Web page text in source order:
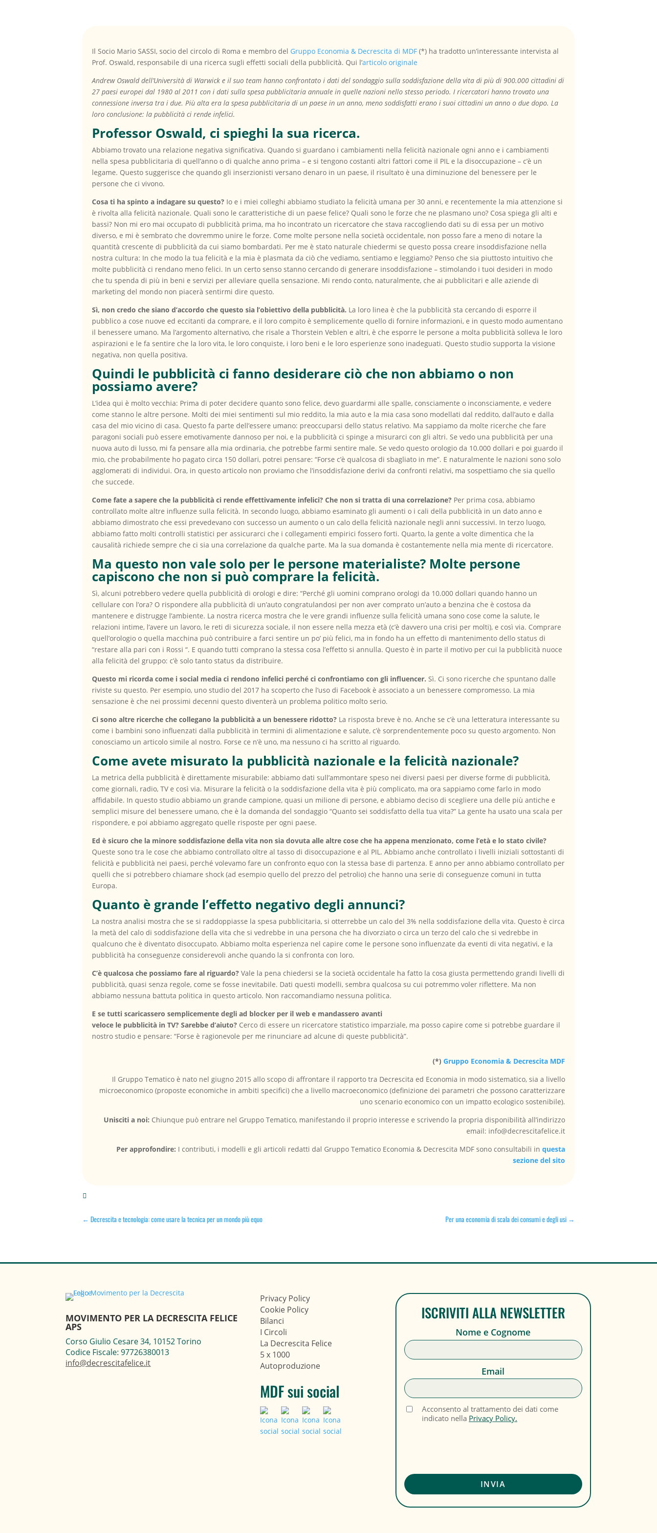
Il Socio Mario SASSI, socio del circolo di Roma e membro del Gruppo Economia & Decrescita di MDF (*) ha tradotto un’interessante intervista al
Prof. Oswald, responsabile di una ricerca sugli effetti sociali della pubblicità. Qui l’articolo originale
Andrew Oswald dell’Università di Warwick e il suo team hanno confrontato i dati del sondaggio sulla soddisfazione della vita di più di 900.000 cittadini di
27 paesi europei dal 1980 al 2011 con i dati sulla spesa pubblicitaria annuale in quelle nazioni nello stesso periodo. I ricercatori hanno trovato una
connessione inversa tra i due. Più alta era la spesa pubblicitaria di un paese in un anno, meno soddisfatti erano i suoi cittadini un anno o due dopo. La
loro conclusione: la pubblicità ci rende infelici.
Professor Oswald, ci spieghi la sua ricerca.
Abbiamo trovato una relazione negativa significativa. Quando si guardano i cambiamenti nella felicità nazionale ogni anno e i cambiamenti
nella spesa pubblicitaria di quell’anno o di qualche anno prima – e si tengono costanti altri fattori come il PIL e la disoccupazione – c’è un
legame. Questo suggerisce che quando gli inserzionisti versano denaro in un paese, il risultato è una diminuzione del benessere per le
persone che ci vivono.
Cosa ti ha spinto a indagare su questo? Io e i miei colleghi abbiamo studiato la felicità umana per 30 anni, e recentemente la mia attenzione si
è rivolta alla felicità nazionale. Quali sono le caratteristiche di un paese felice? Quali sono le forze che ne plasmano uno? Cosa spiega gli alti e
bassi? Non mi ero mai occupato di pubblicità prima, ma ho incontrato un ricercatore che stava raccogliendo dati su di essa per un motivo
diverso, e mi è sembrato che dovremmo unire le forze. Come molte persone nella società occidentale, non posso fare a meno di notare la
quantità crescente di pubblicità da cui siamo bombardati. Per me è stato naturale chiedermi se questo possa creare insoddisfazione nella
nostra cultura: In che modo la tua felicità e la mia è plasmata da ciò che vediamo, sentiamo e leggiamo? Penso che sia piuttosto intuitivo che
molte pubblicità ci rendano meno felici. In un certo senso stanno cercando di generare insoddisfazione – stimolando i tuoi desideri in modo
che tu spenda di più in beni e servizi per alleviare quella sensazione. Mi rendo conto, naturalmente, che ai pubblicitari e alle aziende di
marketing del mondo non piacerà sentirmi dire questo.
Sì, non credo che siano d’accordo che questo sia l’obiettivo della pubblicità. La loro linea è che la pubblicità sta cercando di esporre il
pubblico a cose nuove ed eccitanti da comprare, e il loro compito è semplicemente quello di fornire informazioni, e in questo modo aumentano
il benessere umano. Ma l’argomento alternativo, che risale a Thorstein Veblen e altri, è che esporre le persone a molta pubblicità solleva le loro
aspirazioni e le fa sentire che la loro vita, le loro conquiste, i loro beni e le loro esperienze sono inadeguati. Questo studio supporta la visione
negativa, non quella positiva.
Quindi le pubblicità ci fanno desiderare ciò che non abbiamo o non
possiamo avere?
L’idea qui è molto vecchia: Prima di poter decidere quanto sono felice, devo guardarmi alle spalle, consciamente o inconsciamente, e vedere
come stanno le altre persone. Molti dei miei sentimenti sul mio reddito, la mia auto e la mia casa sono modellati dal reddito, dall’auto e dalla
casa del mio vicino di casa. Questo fa parte dell’essere umano: preoccuparsi dello status relativo. Ma sappiamo da molte ricerche che fare
paragoni sociali può essere emotivamente dannoso per noi, e la pubblicità ci spinge a misurarci con gli altri. Se vedo una pubblicità per una
nuova auto di lusso, mi fa pensare alla mia ordinaria, che potrebbe farmi sentire male. Se vedo questo orologio da 10.000 dollari e poi guardo il
mio, che probabilmente ho pagato circa 150 dollari, potrei pensare: “Forse c’è qualcosa di sbagliato in me”. E naturalmente le nazioni sono solo
agglomerati di individui. Ora, in questo articolo non proviamo che l’insoddisfazione derivi da confronti relativi, ma sospettiamo che sia quello
che succede.
Come fate a sapere che la pubblicità ci rende effettivamente infelici? Che non si tratta di una correlazione? Per prima cosa, abbiamo
controllato molte altre influenze sulla felicità. In secondo luogo, abbiamo esaminato gli aumenti o i cali della pubblicità in un dato anno e
abbiamo dimostrato che essi prevedevano con successo un aumento o un calo della felicità nazionale negli anni successivi. In terzo luogo,
abbiamo fatto molti controlli statistici per assicurarci che i collegamenti empirici fossero forti. Quarto, la gente a volte dimentica che la
causalità richiede sempre che ci sia una correlazione da qualche parte. Ma la sua domanda è costantemente nella mia mente di ricercatore.
Ma questo non vale solo per le persone materialiste? Molte persone
capiscono che non si può comprare la felicità.
Sì, alcuni potrebbero vedere quella pubblicità di orologi e dire: “Perché gli uomini comprano orologi da 10.000 dollari quando hanno un
cellulare con l’ora? O rispondere alla pubblicità di un’auto congratulandosi per non aver comprato un’auto a benzina che è costosa da
mantenere e distrugge l’ambiente. La nostra ricerca mostra che le vere grandi influenze sulla felicità umana sono cose come la salute, le
relazioni intime, l’avere un lavoro, le reti di sicurezza sociale, il non essere nella mezza età (c’è davvero una crisi per molti), e così via. Comprare
quell’orologio o quella macchina può contribuire a farci sentire un po’ più felici, ma in fondo ha un effetto di mantenimento dello status di
“restare alla pari con i Rossi “. E quando tutti comprano la stessa cosa l’effetto si annulla. Questo è in parte il motivo per cui la pubblicità nuoce
alla felicità del gruppo: c’è solo tanto status da distribuire.
Questo mi ricorda come i social media ci rendono infelici perché ci confrontiamo con gli influencer.Sì. Ci sono ricerche che spuntano dalle
riviste su questo. Per esempio, uno studio del 2017 ha scoperto che l’uso di Facebook è associato a un benessere compromesso. La mia
sensazione è che nei prossimi decenni questo diventerà un problema politico molto serio.
Ci sono altre ricerche che collegano la pubblicità a un benessere ridotto? La risposta breve è no. Anche se c’è una letteratura interessante su
come i bambini sono influenzati dalla pubblicità in termini di alimentazione e salute, c’è sorprendentemente poco su questo argomento. Non
conosciamo un articolo simile al nostro. Forse ce n’è uno, ma nessuno ci ha scritto al riguardo.
Come avete misurato la pubblicità nazionale e la felicità nazionale?
La metrica della pubblicità è direttamente misurabile: abbiamo dati sull’ammontare speso nei diversi paesi per diverse forme di pubblicità,
come giornali, radio, TV e così via. Misurare la felicità o la soddisfazione della vita è più complicato, ma ora sappiamo come farlo in modo
affidabile. In questo studio abbiamo un grande campione, quasi un milione di persone, e abbiamo deciso di scegliere una delle più antiche e
semplici misure del benessere umano, che è la domanda del sondaggio “Quanto sei soddisfatto della tua vita?” La gente ha usato una scala per
rispondere, e poi abbiamo aggregato quelle risposte per ogni paese.
Ed è sicuro che la minore soddisfazione della vita non sia dovuta alle altre cose che ha appena menzionato, come l’età e lo stato civile?
Queste sono tra le cose che abbiamo controllato oltre al tasso di disoccupazione e al PIL. Abbiamo anche controllato i livelli iniziali sottostanti di
felicità e pubblicità nei paesi, perché volevamo fare un confronto equo con la stessa base di partenza. E anno per anno abbiamo controllato per
quelli che si potrebbero chiamare shock (ad esempio quello del prezzo del petrolio) che hanno una serie di conseguenze comuni in tutta
Europa.
Quanto è grande l’effetto negativo degli annunci?
La nostra analisi mostra che se si raddoppiasse la spesa pubblicitaria, si otterrebbe un calo del 3% nella soddisfazione della vita. Questo è circa
la metà del calo di soddisfazione della vita che si vedrebbe in una persona che ha divorziato o circa un terzo del calo che si vedrebbe in
qualcuno che è diventato disoccupato. Abbiamo molta esperienza nel capire come le persone sono influenzate da eventi di vita negativi, e la
pubblicità ha conseguenze considerevoli anche quando la si confronta con loro.
C’è qualcosa che possiamo fare al riguardo? Vale la pena chiedersi se la società occidentale ha fatto la cosa giusta permettendo grandi livelli di
pubblicità, quasi senza regole, come se fosse inevitabile. Dati questi modelli, sembra qualcosa su cui potremmo voler riflettere. Ma non
abbiamo nessuna battuta politica in questo articolo. Non raccomandiamo nessuna politica.
E se tutti scaricassero semplicemente degli ad blocker per il web e mandassero avanti
veloce le pubblicità in TV? Sarebbe d’aiuto? Cerco di essere un ricercatore statistico imparziale, ma posso capire come si potrebbe guardare il
nostro studio e pensare: “Forse è ragionevole per me rinunciare ad alcune di queste pubblicità”.
(*) Gruppo Economia & Decrescita MDF
Il Gruppo Tematico è nato nel giugno 2015 allo scopo di affrontare il rapporto tra Decrescita ed Economia in modo sistematico, sia a livello
microeconomico (proposte economiche in ambiti specifici) che a livello macroeconomico (definizione dei parametri che possono caratterizzare
uno scenario economico con un impatto ecologico sostenibile).
Unisciti a noi: Chiunque può entrare nel Gruppo Tematico, manifestando il proprio interesse e scrivendo la propria disponibilità all’indirizzo
email: info@decrescitafelice.it
Per approfondire: I contributi, i modelli e gli articoli redatti dal Gruppo Tematico Economia & Decrescita MDF sono consultabili in questa
sezione del sito

←Decrescita e tecnologia: come usare la tecnica per un mondo più equo Per una economia di scala dei consumi e degli usi→
MOVIMENTO PER LA DECRESCITA FELICE
APS
Corso Giulio Cesare 34, 10152 Torino
Codice Fiscale: 97726380013
info@decrescitafelice.it
Privacy Policy
Cookie Policy
Bilanci
I Circoli
La Decrescita Felice
5 x 1000
Autoproduzione
MDF sui social
ISCRIVITI ALLA NEWSLETTER
Nome e Cognome
Email
Acconsento al trattamento dei dati come
indicato nella Privacy Policy.